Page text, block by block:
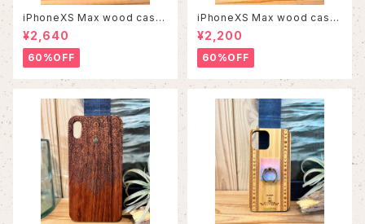
iPhoneXS Max wood case
9
¥2,640
60%OFF
iPhoneXS Max wood case
7
¥2,200
60%OFF